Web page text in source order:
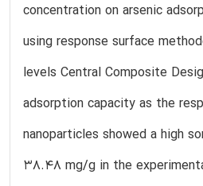
concentration on arsenic
using response surface
levels Central Composite
adsorption capacity as the
nanoparticles showed a high
38.48 mg/g in the